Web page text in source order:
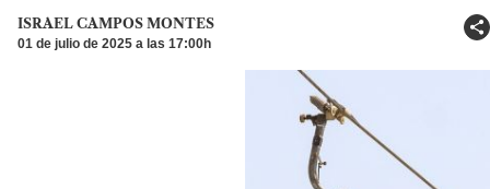
ISRAEL CAMPOS MONTES
01 de julio de 2025 a las 17:00h